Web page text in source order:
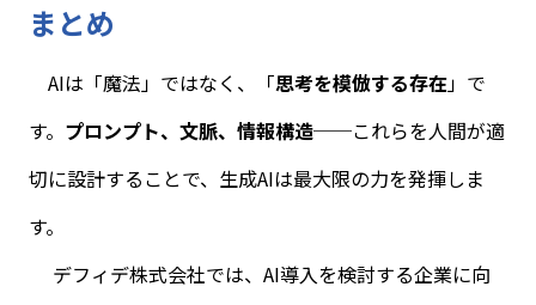
まとめ
AIは「魔法」ではなく、「思考を模倣する存在」で
す。 プロンプト、文脈、情報構造──これらを人間が適
切に設計することで、生成AIは最大限の力を発揮しま
す。
デフィデ株式会社では、AI導入を検討する企業に向